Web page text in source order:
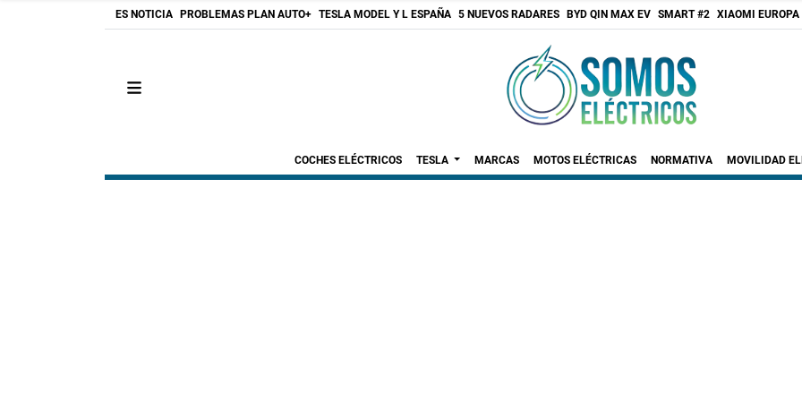
ES NOTICIA PROBLEMAS PLAN AUTO+ TESLA MODEL Y L ESPAÑA 5 NUEVOS RADARES BYD QIN MAX EV SMART #2 XIAOMI EUROPA
COCHES ELÉCTRICOS TESLA MARCAS MOTOS ELÉCTRICAS NORMATIVA MOVILIDAD